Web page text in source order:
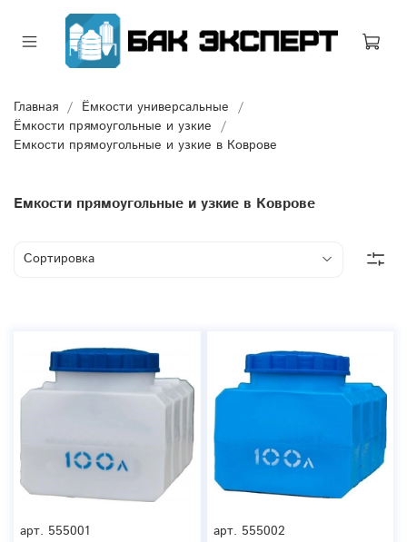
Главная
Ёмкости универсальные
Ёмкости прямоугольные и узкие
Емкости прямоугольные и узкие в Коврове
Емкости прямоугольные и узкие в Коврове
арт. 555001
арт. 555002